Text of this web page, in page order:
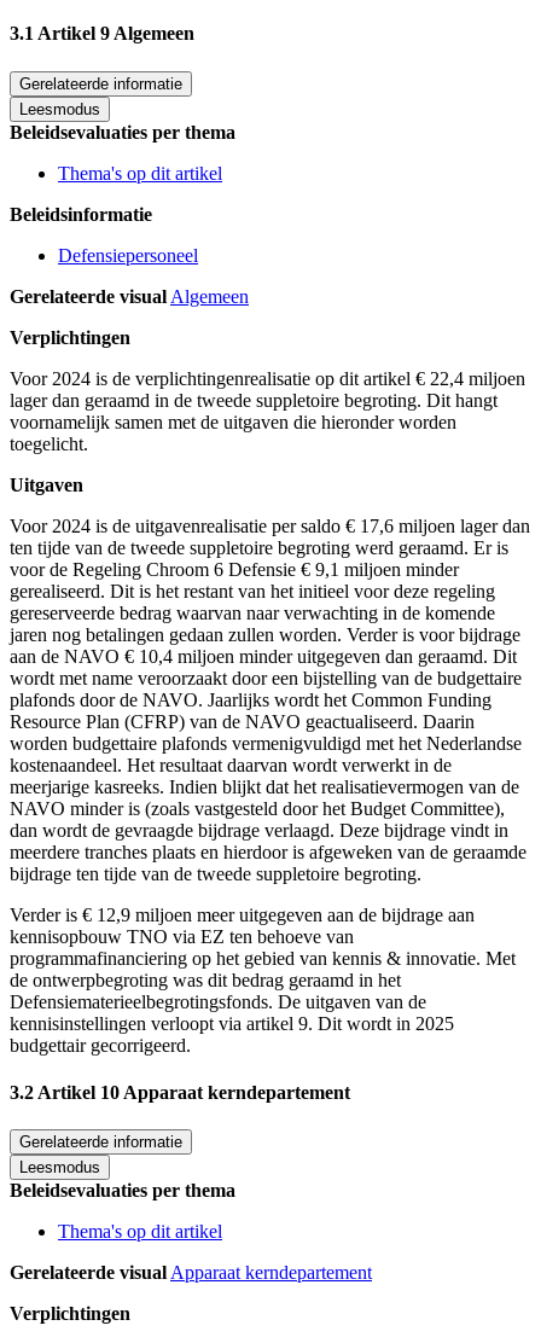
3.1 Artikel 9 Algemeen
Gerelateerde informatie
Leesmodus
Beleidsevaluaties per thema
Thema's op dit artikel
Beleidsinformatie
Defensiepersoneel
Gerelateerde visual Algemeen
Verplichtingen
Voor 2024 is de verplichtingenrealisatie op dit artikel € 22,4 miljoen
lager dan geraamd in de tweede suppletoire begroting. Dit hangt
voornamelijk samen met de uitgaven die hieronder worden
toegelicht.
Uitgaven
Voor 2024 is de uitgavenrealisatie per saldo € 17,6 miljoen lager dan
ten tijde van de tweede suppletoire begroting werd geraamd. Er is
voor de Regeling Chroom 6 Defensie € 9,1 miljoen minder
gerealiseerd. Dit is het restant van het initieel voor deze regeling
gereserveerde bedrag waarvan naar verwachting in de komende
jaren nog betalingen gedaan zullen worden. Verder is voor bijdrage
aan de NAVO € 10,4 miljoen minder uitgegeven dan geraamd. Dit
wordt met name veroorzaakt door een bijstelling van de budgettaire
plafonds door de NAVO. Jaarlijks wordt het Common Funding
Resource Plan (CFRP) van de NAVO geactualiseerd. Daarin
worden budgettaire plafonds vermenigvuldigd met het Nederlandse
kostenaandeel. Het resultaat daarvan wordt verwerkt in de
meerjarige kasreeks. Indien blijkt dat het realisatievermogen van de
NAVO minder is (zoals vastgesteld door het Budget Committee),
dan wordt de gevraagde bijdrage verlaagd. Deze bijdrage vindt in
meerdere tranches plaats en hierdoor is afgeweken van de geraamde
bijdrage ten tijde van de tweede suppletoire begroting.
Verder is € 12,9 miljoen meer uitgegeven aan de bijdrage aan
kennisopbouw TNO via EZ ten behoeve van
programmafinanciering op het gebied van kennis & innovatie. Met
de ontwerpbegroting was dit bedrag geraamd in het
Defensiematerieelbegrotingsfonds. De uitgaven van de
kennisinstellingen verloopt via artikel 9. Dit wordt in 2025
budgettair gecorrigeerd.
3.2 Artikel 10 Apparaat kerndepartement
Gerelateerde informatie
Leesmodus
Beleidsevaluaties per thema
Thema's op dit artikel
Gerelateerde visual Apparaat kerndepartement
Verplichtingen